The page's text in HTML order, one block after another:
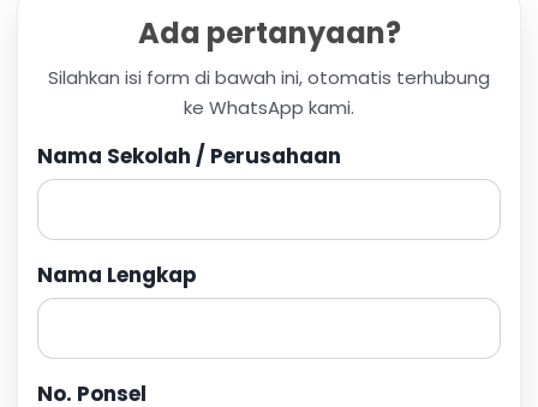
Ada pertanyaan?
Silahkan isi form di bawah ini, otomatis terhubung
ke WhatsApp kami.
Nama Sekolah / Perusahaan
Nama Lengkap
No. Ponsel